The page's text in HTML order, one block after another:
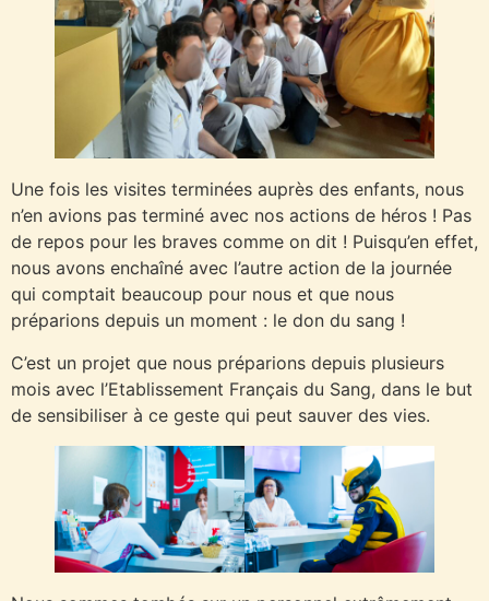
Une fois les visites terminées auprès des enfants, nous
n’en avions pas terminé avec nos actions de héros ! Pas
de repos pour les braves comme on dit ! Puisqu’en effet,
nous avons enchaîné avec l’autre action de la journée
qui comptait beaucoup pour nous et que nous
préparions depuis un moment : le don du sang !
C’est un projet que nous préparions depuis plusieurs
mois avec l’Etablissement Français du Sang, dans le but
de sensibiliser à ce geste qui peut sauver des vies.